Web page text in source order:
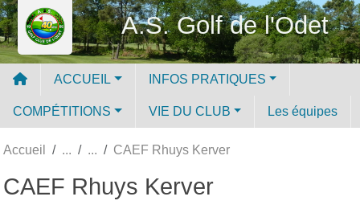
A.S. Golf de l'Odet
ACCUEIL INFOS PRATIQUES
COMPÉTITIONS VIE DU CLUB Les équipes
Accueil CAEF Rhuys Kerver
CAEF Rhuys Kerver
Panneau de gestion des cookies